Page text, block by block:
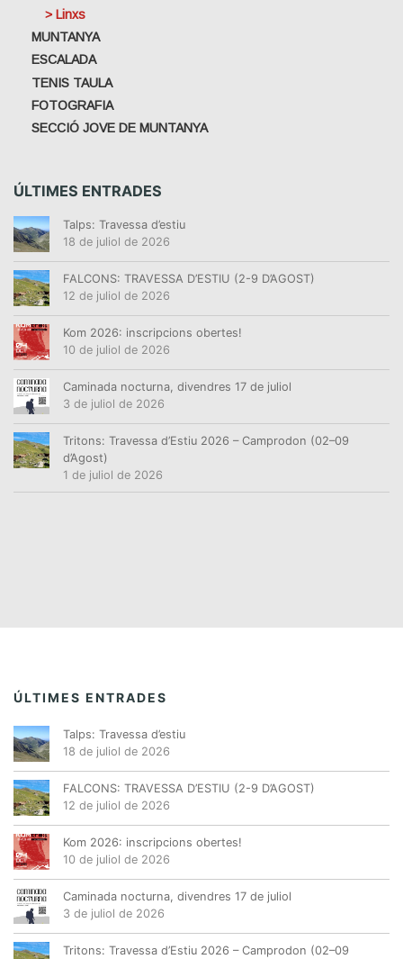
Linxs
MUNTANYA
ESCALADA
TENIS TAULA
FOTOGRAFIA
SECCIÓ JOVE DE MUNTANYA
ÚLTIMES ENTRADES
Talps: Travessa d’estiu
18 de juliol de 2026
FALCONS: TRAVESSA D’ESTIU (2-9 D’AGOST)
12 de juliol de 2026
Kom 2026: inscripcions obertes!
10 de juliol de 2026
Caminada nocturna, divendres 17 de juliol
3 de juliol de 2026
Tritons: Travessa d’Estiu 2026 – Camprodon (02–09
d’Agost)
1 de juliol de 2026
ÚLTIMES ENTRADES
Talps: Travessa d’estiu
18 de juliol de 2026
FALCONS: TRAVESSA D’ESTIU (2-9 D’AGOST)
12 de juliol de 2026
Kom 2026: inscripcions obertes!
10 de juliol de 2026
Caminada nocturna, divendres 17 de juliol
3 de juliol de 2026
Tritons: Travessa d’Estiu 2026 – Camprodon (02–09